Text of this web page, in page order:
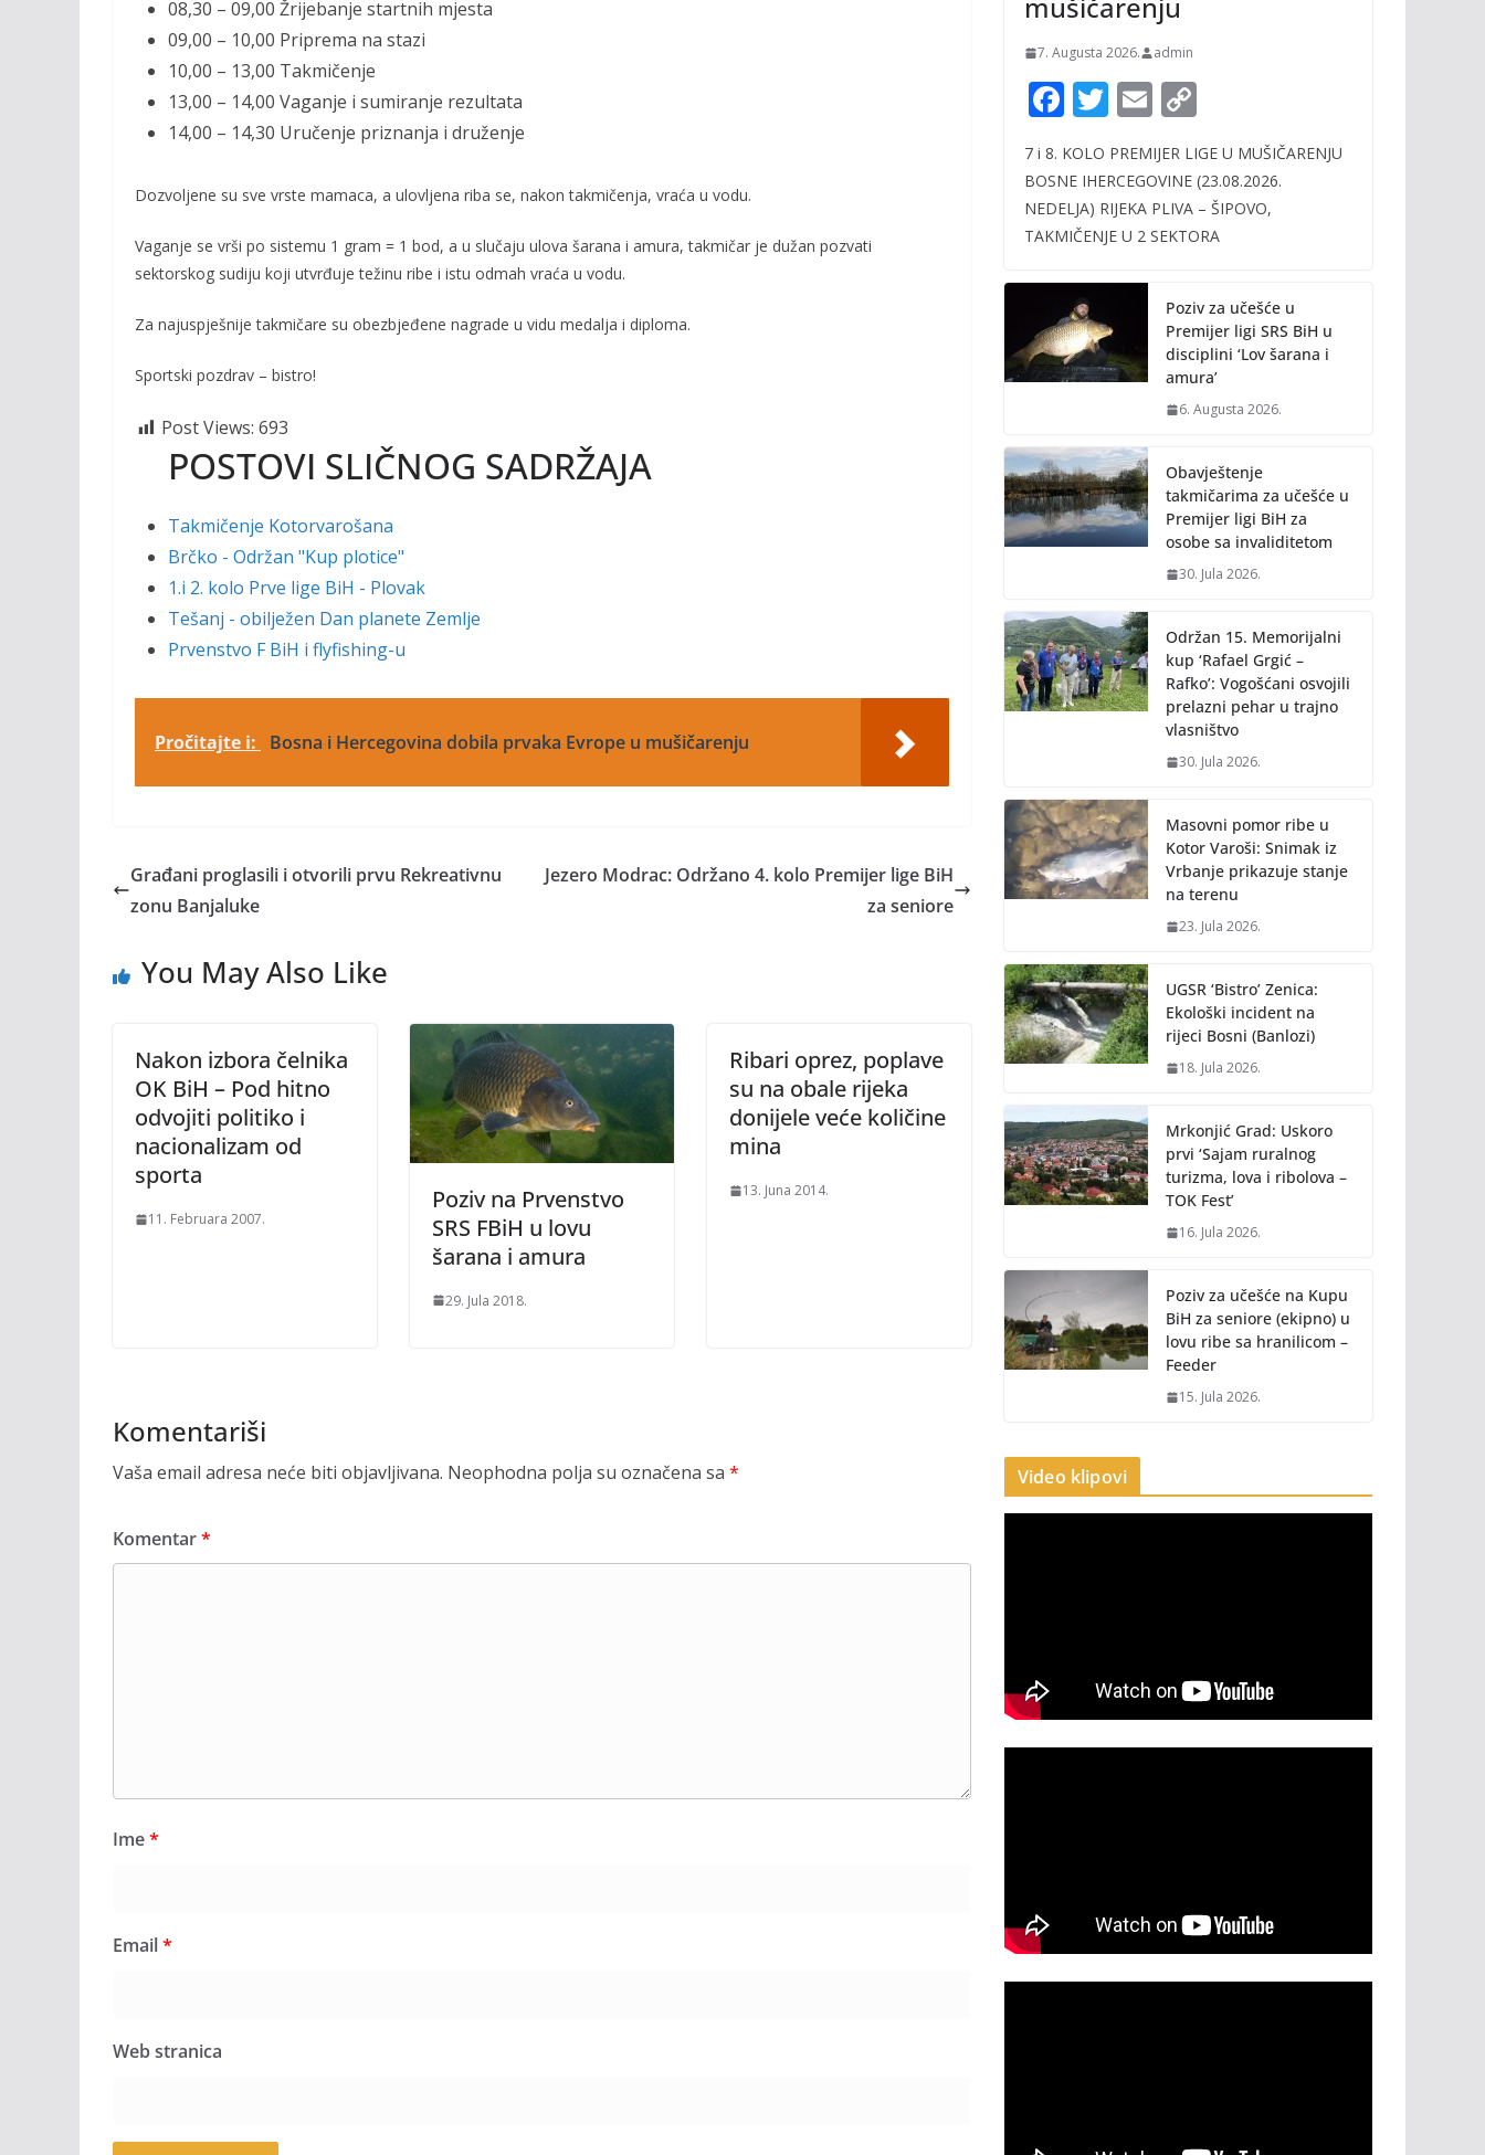
08,30 – 09,00 Žrijebanje startnih mjesta
09,00 – 10,00 Priprema na stazi
10,00 – 13,00 Takmičenje
13,00 – 14,00 Vaganje i sumiranje rezultata
14,00 – 14,30 Uručenje priznanja i druženje
Dozvoljene su sve vrste mamaca, a ulovljena riba se, nakon takmičenja, vraća u vodu.
Vaganje se vrši po sistemu 1 gram = 1 bod, a u slučaju ulova šarana i amura, takmičar je dužan pozvati
sektorskog sudiju koji utvrđuje težinu ribe i istu odmah vraća u vodu.
Za najuspješnije takmičare su obezbjeđene nagrade u vidu medalja i diploma.
Sportski pozdrav – bistro!
Post Views: 693
POSTOVI SLIČNOG SADRŽAJA
Takmičenje Kotorvarošana
Brčko - Održan "Kup plotice"
1.i 2. kolo Prve lige BiH - Plovak
Tešanj - obilježen Dan planete Zemlje
Prvenstvo F BiH i flyfishing-u
Pročitajte i: Bosna i Hercegovina dobila prvaka Evrope u mušičarenju
Građani proglasili i otvorili prvu Rekreativnu
zonu Banjaluke
Jezero Modrac: Održano 4. kolo Premijer lige BiH
za seniore
You May Also Like
Nakon izbora čelnika
OK BiH – Pod hitno
odvojiti politiko i
nacionalizam od
sporta
11. Februara 2007.
Poziv na Prvenstvo
SRS FBiH u lovu
šarana i amura
29. Jula 2018.
Ribari oprez, poplave
su na obale rijeka
donijele veće količine
mina
13. Juna 2014.
Komentariši
Vaša email adresa neće biti objavljivana. Neophodna polja su označena sa *
Komentar*
Ime*
Email*
Web stranica
7. Augusta 2026. admin
F
e
b
o
o
k
T
itt
er
E
ai
l
p
y
Li
k
7 i 8. KOLO PREMIJER LIGE U MUŠIČARENJU
BOSNE IHERCEGOVINE (23.08.2026.
NEDELJA) RIJEKA PLIVA – ŠIPOVO,
TAKMIČENJE U 2 SEKTORA
Poziv za učešće u
Premijer ligi SRS BiH u
disciplini ‘Lov šarana i
amura’
6. Augusta 2026.
Obavještenje
takmičarima za učešće u
Premijer ligi BiH za
osobe sa invaliditetom
30. Jula 2026.
Održan 15. Memorijalni
kup ‘Rafael Grgić –
Rafko’: Vogošćani osvojili
prelazni pehar u trajno
vlasništvo
30. Jula 2026.
Masovni pomor ribe u
Kotor Varoši: Snimak iz
Vrbanje prikazuje stanje
na terenu
23. Jula 2026.
UGSR ‘Bistro’ Zenica:
Ekološki incident na
rijeci Bosni (Banlozi)
18. Jula 2026.
Mrkonjić Grad: Uskoro
prvi ‘Sajam ruralnog
turizma, lova i ribolova –
TOK Fest’
16. Jula 2026.
Poziv za učešće na Kupu
BiH za seniore (ekipno) u
lovu ribe sa hranilicom –
Feeder
15. Jula 2026.
Video klipovi